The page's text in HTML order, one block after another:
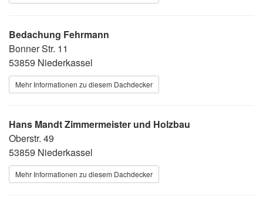
Bedachung Fehrmann
Bonner Str. 11
53859 Niederkassel
Mehr Informationen zu diesem Dachdecker
Hans Mandt Zimmermeister und Holzbau
Oberstr. 49
53859 Niederkassel
Mehr Informationen zu diesem Dachdecker